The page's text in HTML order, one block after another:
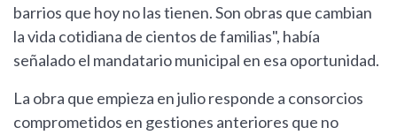
barrios que hoy no las tienen. Son obras que cambian
la vida cotidiana de cientos de familias", había
señalado el mandatario municipal en esa oportunidad.
La obra que empieza en julio responde a consorcios
comprometidos en gestiones anteriores que no